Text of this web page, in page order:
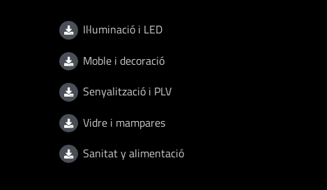
Il·luminació i LED
Moble i decoració
Senyalització i PLV
Vidre i mampares
Sanitat y alimentació